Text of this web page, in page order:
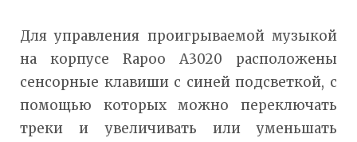
Для управления проигрываемой музыкой
на корпусе Rapoo A3020 расположены
сенсорные клавиши с синей подсветкой, с
помощью которых можно переключать
треки и увеличивать или уменьшать